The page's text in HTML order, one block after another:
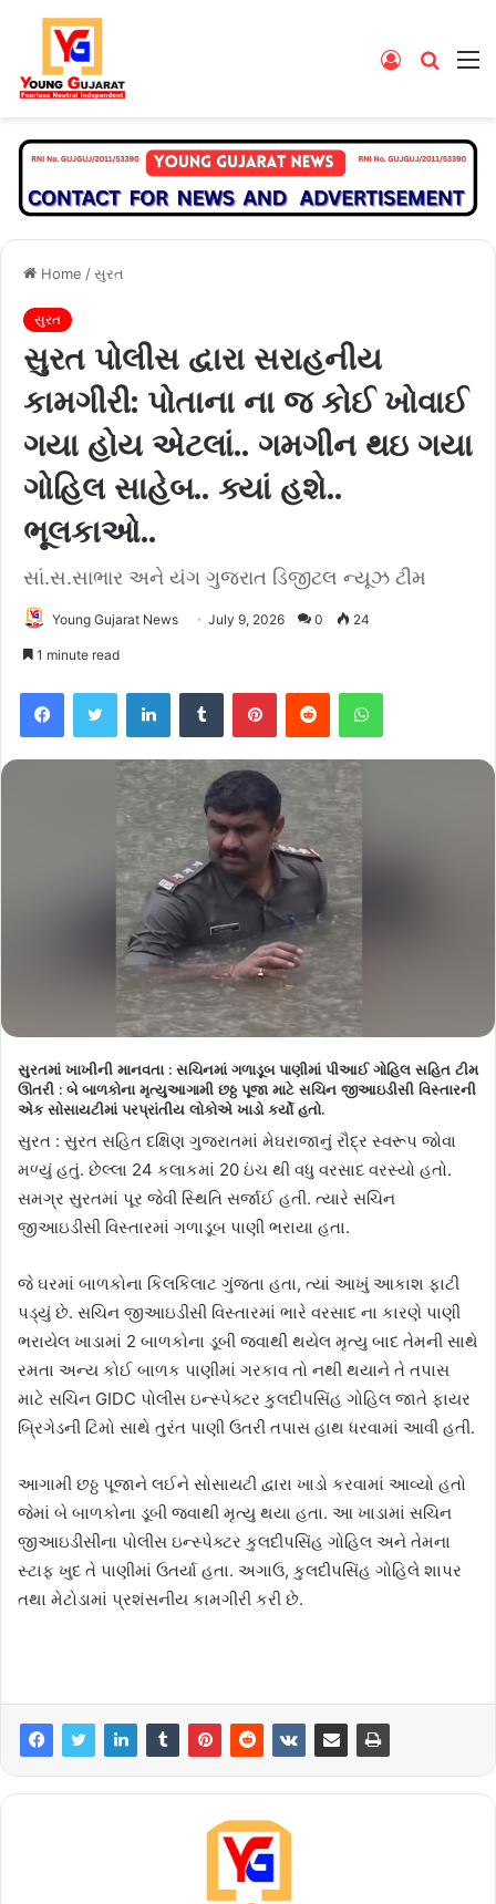
Search
Log
Home /સુરત
સુરત
સુરત પોલીસ દ્વારા સરાહનીય
કામગીરી: પોતાના ના જ કોઈ ખોવાઈ
ગયા હોય એટલાં.. ગમગીન થઇ ગયા
ગોહિલ સાહેબ.. ક્યાં હશે..
ભૂલકાઓ..
સાં.સ.સાભાર અને યંગ ગુજરાત ડિજીટલ ન્યૂઝ ટીમ
Young Gujarat News July 9, 2026 0 24
1 minute read
FacebookTwitter LinkedInTumblr PinterestReddit WhatsApp
સુરતમાં ખાખીની માનવતા : સચિનમાં ગળાડૂબ પાણીમાં પીઆઈ ગોહિલ સહિત ટીમ
ઊતરી : બે બાળકોના મૃત્યુઆગામી છઠ્ઠ પૂજા માટે સચિન જીઆઇડીસી વિસ્તારની
એક સોસાયટીમાં પરપ્રાંતીય લોકોએ ખાડો કર્યો હતો.
સુરત : સુરત સહિત દક્ષિણ ગુજરાતમાં મેઘરાજાનું રૌદ્ર સ્વરૂપ જોવા
મળ્યું હતું. છેલ્લા 24 કલાકમાં 20 ઇંચ થી વધુ વરસાદ વરસ્યો હતો.
સમગ્ર સુરતમાં પૂર જેવી સ્થિતિ સર્જાઈ હતી. ત્યારે સચિન
જીઆઇડીસી વિસ્તારમાં ગળાડૂબ પાણી ભરાયા હતા.
જે ઘરમાં બાળકોના કિલકિલાટ ગુંજતા હતા, ત્યાં આખું આકાશ ફાટી
પડ્યું છે. સચિન જીઆઇડીસી વિસ્તારમાં ભારે વરસાદ ના કારણે પાણી
ભરાયેલ ખાડામાં 2 બાળકોના ડૂબી જવાથી થયેલ મૃત્યુ બાદ તેમની સાથે
રમતા અન્ય કોઈ બાળક પાણીમાં ગરકાવ તો નથી થયાને તે તપાસ
માટે સચિન GIDC પોલીસ ઇન્સ્પેક્ટર કુલદીપસિંહ ગોહિલ જાતે ફાયર
બ્રિગેડની ટિમો સાથે તુરંત પાણી ઉતરી તપાસ હાથ ધરવામાં આવી હતી.
આગામી છઠ્ઠ પૂજાને લઈને સોસાયટી દ્વારા ખાડો કરવામાં આવ્યો હતો
જેમાં બે બાળકોના ડૂબી જવાથી મૃત્યુ થયા હતા. આ ખાડામાં સચિન
જીઆઇડીસીના પોલીસ ઇન્સ્પેક્ટર કુલદીપસિંહ ગોહિલ અને તેમના
સ્ટાફ ખુદ તે પાણીમાં ઉતર્યા હતા. અગાઉ, કુલદીપસિંહ ગોહિલે શાપર
તથા મેટોડામાં પ્રશંસનીય કામગીરી કરી છે.